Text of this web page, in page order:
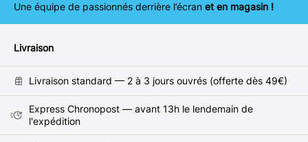
Une équipe de passionnés derrière l’écran et en magasin !
Livraison
Livraison standard — 2 à 3 jours ouvrés (offerte dès 49€)
Express Chronopost — avant 13h le lendemain de
l'expédition